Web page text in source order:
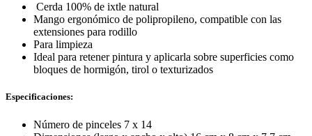
Cerda 100% de ixtle natural
Mango ergonómico de polipropileno, compatible con las
extensiones para rodillo
Para limpieza
Ideal para retener pintura y aplicarla sobre superficies como
bloques de hormigón, tirol o texturizados
Especificaciones:
Número de pinceles 7 x 14